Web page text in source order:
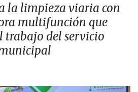
la limpieza viaria con
multifunción que
trabajo del servicio